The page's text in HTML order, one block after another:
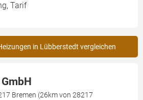
Tarif
in Lübberstedt vergleichen
Bremen (26km von 28217